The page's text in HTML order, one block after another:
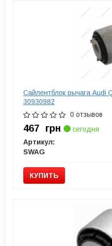
Сайлентблок рычага Audi
30930982
0 отзывов
467 грн
сегодня
Артикул:
SWAG
КУПИТЬ